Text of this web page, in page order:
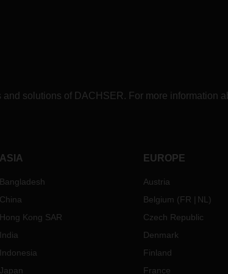
solutions of DACHSER. For more information
ASIA
Bangladesh
China
Hong Kong SAR
India
Indonesia
Japan
EUROPE
Austria
Belgium (FR NL )
Czech Republic
Denmark
Finland
France